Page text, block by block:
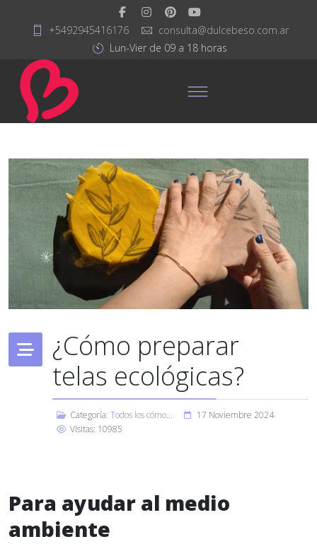
+5492945416176
consulta@dulcebeso.com.ar
Lun-Vier de 09 a 18 horas
¿Cómo preparar
telas ecológicas?
Categoría: Todos los cómo...
17 Noviembre 2024
Visitas: 10985
Para ayudar al medio
ambiente